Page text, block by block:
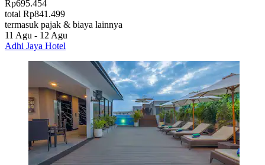
Rp695.454
total Rp841.499
termasuk pajak & biaya lainnya
11 Agu - 12 Agu
Adhi Jaya Hotel